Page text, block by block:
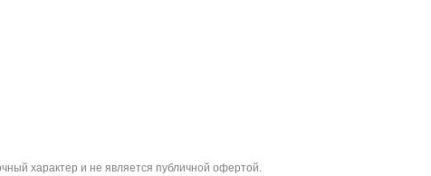
характер и не является публичной офертой.